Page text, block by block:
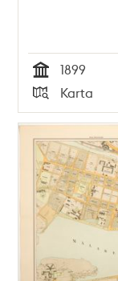
Tid
1899
Typ
Karta